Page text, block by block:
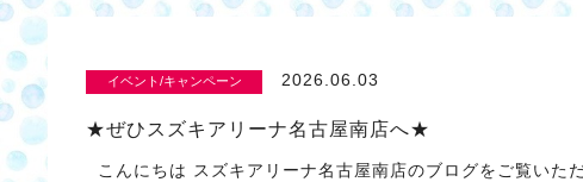
イベント/キャンペーン 2026.06.03
★ぜひスズキアリーナ名古屋南店へ★
こんにちは スズキアリーナ名古屋南店のブログをご覧いた